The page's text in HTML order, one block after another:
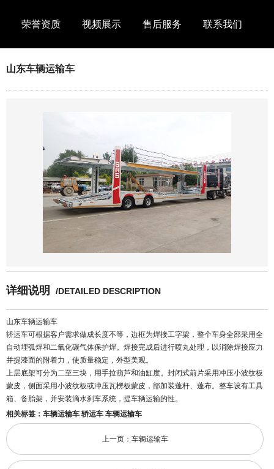
荣誉资质 视频展示 售后服务 联系我们
山东车辆运输车
详细说明 /DETAILED DESCRIPTION
山东车辆运输车
轿运车可根据客户需求做成长度不等，边框为焊接工字梁，整个车身全部采用全
自动埋弧焊和二氧化碳气体保护焊。焊接完成后进行喷丸处理，以消除焊接应力
并提漆面的附着力，使质量稳定，外型美观。
上层底架可分为二至三块，用手拉葫芦和油缸度。封闭式前片采用冲压小波纹板
蒙皮，侧面采用小波纹板或冲压瓦楞板蒙皮，部加装蓬杆、蓬布。整车设有工具
箱、备胎架，并安装滴水刹车系统，提车辆运输的性。
相关标签： 车辆运输车 轿运车 车辆运输车
上一页：车辆运输车